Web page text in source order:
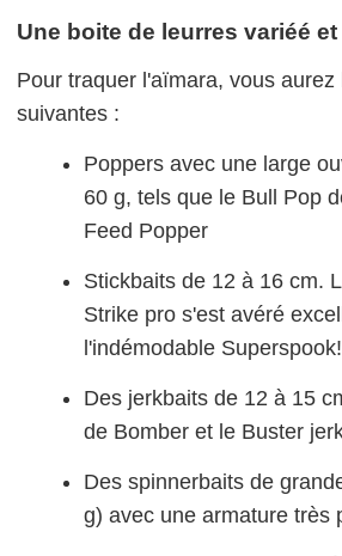
Une boite de leurres variéé
Pour traquer l'aïmara, vous
suivantes :
Poppers avec une large
60 g, tels que le Bull Pop
Feed Popper
Stickbaits de 12 à 16 cm.
Strike pro s'est avéré
l'indémodable Superspook!
Des jerkbaits de 12 à 15
de Bomber et le Buster
Des spinnerbaits de
g) avec une armature très